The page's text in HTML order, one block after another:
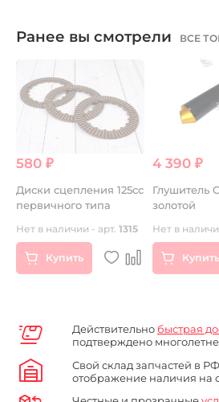
Ранее вы смотрели ВСЕ
580 ₽
Диски сцепления 125сс
первичного типа
Нет в наличии - арт. 1315
Купить
4 390 ₽
Глушитель
золотой
Нет в
Купить
Действительно быстрая
подтверждено
Свой склад запчастей в
отображение наличия на